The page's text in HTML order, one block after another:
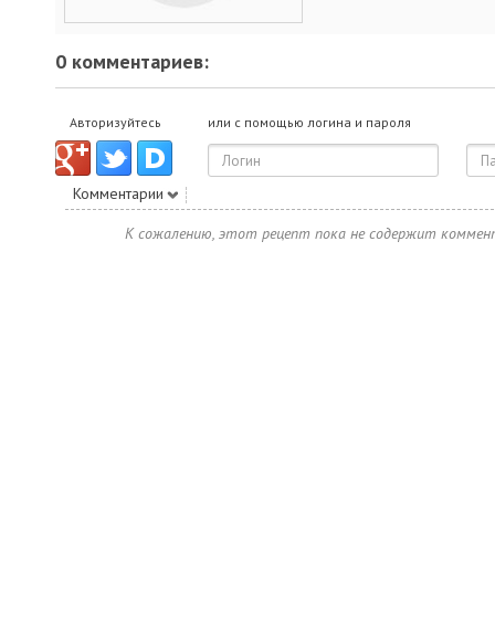
0 комментариев:
Авторизуйтесь или с помощью логина и пароля
Комментарии
К сожалению, этот рецепт пока не содержит